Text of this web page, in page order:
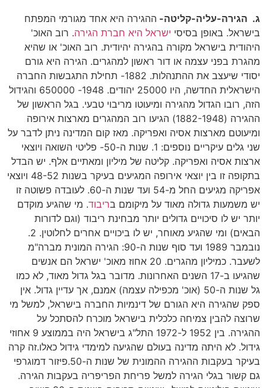
ג. הגירה-עליה-קליטה- ההגירה היא אחד מגורמי המפתח
בישראל. באופן בסיסי ישראל היא חברת הגירה. רוב האוכ'
היהודית בישראל מקורה בהגירה יהיודית. רוב האוכ' או שהיא
מהגרת בפני עצמה או דור ראשון למהגרים. הגירה היא גורם
יסודי שיעצב את ההתנהלות. 1882- תחילת התגבשות החברה
הישראלית החדשה, היו 25000 יהודים. 1948- 650000 והגידול
הזה, רובו הגדול מהגירה ומיעוטו מריבוי טבעי. בגל הראשון של
ההגירה (1882-1948) הגיעו רוב המהגרים מארצות אירופה
ומיעוטם מארצות אסיה ואפריקה. מאז קום המדינה ניתן לדבר על
שני גלים עיקריים נוספים: 1. שנות ה-50- פליטי השואה ויוצאי
ארצות אסיה ואפריקה. קליטה של מיליון ומאתיים אלף. יש הבדל
בתקופה זו בין יוצאי אירופה המגיעים בעיקר בשנות 48-52 ויוצאי
אפריקה מגיעים החל מ-54 ועד שנות ה-60. לעובדה פשוטה זו
יש משמעות גדולה מאוד על מיקומם בריבוד. מי שהגיע מוקדם
יותר יש לו סיכויים גדולים יותר מבחינת ריבוד (וגם לדורות
הבאים) ומי שהגיע מאוחר, יש לו ביכויים אחרים לחלוטין. 2.
נובמבר 1989 ועד סוף שנות ה-90: הגירה המונית מברה"מ
לשעבר. כמיליון מהגרים. 20 אחוז מאוכ' ישראל הם אנשים
שהגיעו ב-17 השנים האחרונות. מדובר בגל גדול מאוד, לא כמו
גל שנות ה-50 (אוכ' מכפילה עצמה) אמנם, אך עדיין גדול. אין
ספק שהגירה היא הגורם של דינמיות החברה בישראל, למשל מי
שרוצה להבין צמיחה כלכלית בישראל מוכרח להסתכל על
ההגירה. בין 1952 ל-1972 התל"ג בישראל היה בממוצע 9 אחוזי
גידול. לא היתה מדינה בעולם שהגיעה למימדי גידול כאלו.זה קרה
בעיקר בעקבות ההגירה ההמונית של שנות ה-50.פיזור דמוגרפי
גם קשור בגלי הגירה למשל פריחת הפריפריה בעקבות הגירה.